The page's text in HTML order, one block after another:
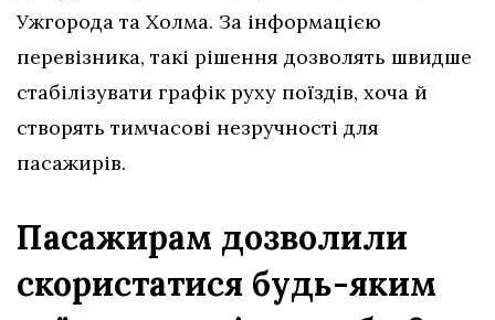
Ужгорода та Холма. За інформацією
перевізника, такі рішення дозволять швидше
стабілізувати графік руху поїздів, хоча й
створять тимчасові незручності для
пасажирів.
Пасажирам дозволили
скористатися будь-яким